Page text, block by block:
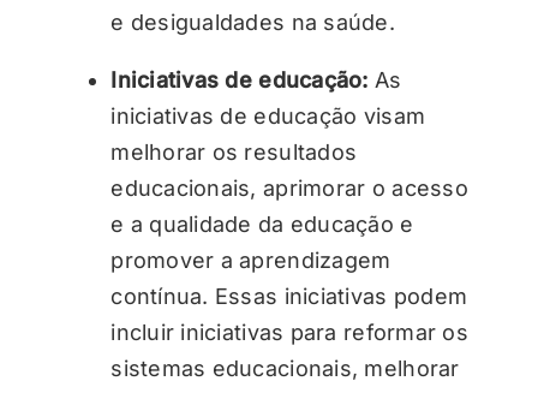
e desigualdades na saúde.
Iniciativas de educação: As
iniciativas de educação visam
melhorar os resultados
educacionais, aprimorar o acesso
e a qualidade da educação e
promover a aprendizagem
contínua. Essas iniciativas podem
incluir iniciativas para reformar os
sistemas educacionais, melhorar